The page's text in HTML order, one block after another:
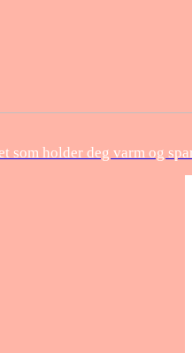
som holder deg varm og